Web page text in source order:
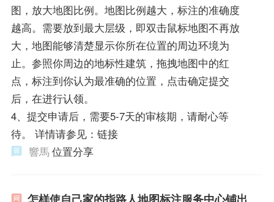
图，放大地图比例。地图比例越大，标注的准确度
越高。需要放到最大层级，即双击鼠标地图不再放
大，地图能够清楚显示你所在位置的周边环境为
止。参照你周边的地标性建筑，拖拽地图中的红
点，标注到你认为最准确的位置，点击确定提交
后，在进行认领。
4、提交申请后，需要5-7天的审核期，请耐心等
待。 详情请参见：链接
響馬 位置分享